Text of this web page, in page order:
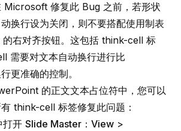
Microsoft 修复此 Bug 之前，若形状
换行设为关闭，则不要搭配使用制表
右对齐按钮。这包括 think-cell 标
需要对文本自动换行进行比
更准确的控制。
的正文文本占位符中，您可以
think-cell 标签修复此问题：
开 Slide Master ： View >